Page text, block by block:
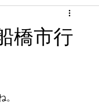
橋市行